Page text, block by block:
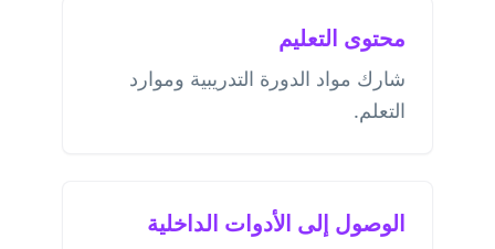
محتوى التعليم
شارك مواد الدورة التدريبية وموارد
التعلم.
الوصول إلى الأدوات الداخلية